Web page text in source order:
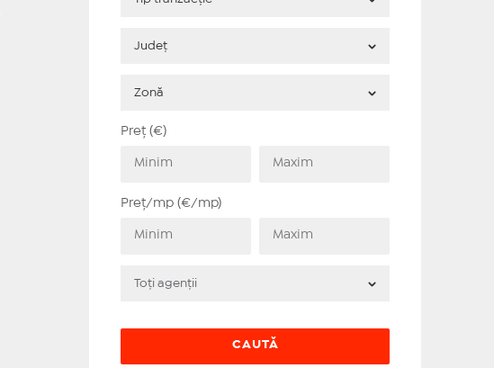
Preț (€)
Preț/mp (€/mp)